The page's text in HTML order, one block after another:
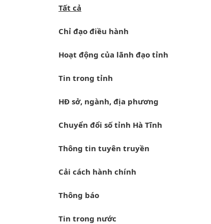
Tất cả
Chỉ đạo điều hành
Hoạt động của lãnh đạo tỉnh
Tin trong tỉnh
HĐ sở, ngành, địa phương
Chuyển đổi số tỉnh Hà Tĩnh
Thông tin tuyên truyền
Cải cách hành chính
Thông báo
Tin trong nước